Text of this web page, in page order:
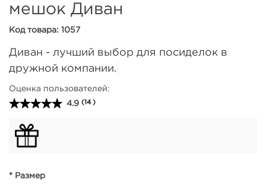
мешок Диван
Код товара: 1057
Диван - лучший выбор для посиделок в
дружной компании.
Оценка пользователей:
4.9 (14 )
* Размер